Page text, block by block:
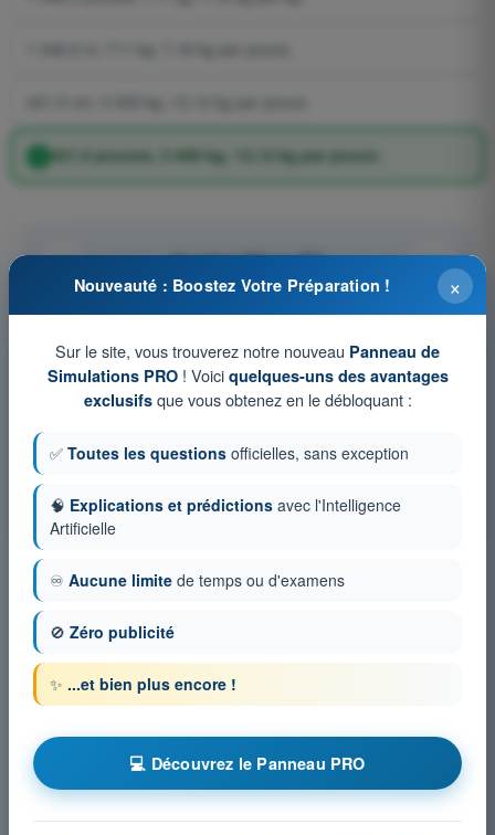
421,5 pouces; 2 059 kg; 13,12 kg par pouce.
Question 227 sur 397
Tests d'entraînement et examens blancs
chronométrés ATPL - Licence de pilote de ligne avion
Simulation d'examen ATPL - Masse et centrage
Examen en PDF ATPL - Masse et centrage
×
Nouveauté : Boostez Votre Préparation !
Sur le site, vous trouverez notre nouveau Panneau de
Simulations PRO! Voici quelques-uns des avantages
exclusifsque vous obtenez en le débloquant :
✅ Toutes les questions officielles, sans exception
🧠 Explications et prédictions avec l'Intelligence
Artificielle
♾️ Aucune limite de temps ou d'examens
🚫 Zéro publicité
✨ ...et bien plus encore !
💻 Découvrez le Panneau PRO